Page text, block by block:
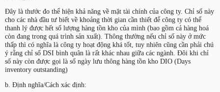
Đây là thước đo thể hiện khả năng về mặt tài chính của công ty. Chỉ số này
cho các nhà đầu tư biết về khoảng thời gian cần thiết để công ty có thể
thanh lý được hết số lượng hàng tồn kho của mình (bao gồm cả hàng hoá
còn đang trong quá trình sản xuất). Thông thường nếu chỉ số này ở mức
thấp thì có nghĩa là công ty hoạt động khá tốt, tuy nhiên cũng cần phải chú
ý rằng chỉ số DSI bình quân là rất khác nhau giữa các ngành. Đôi khi chỉ
số này còn được gọi là số ngày lưu thông hàng tồn kho DIO (Days
inventory outstanding)
b. Định nghĩa/Cách xác định: